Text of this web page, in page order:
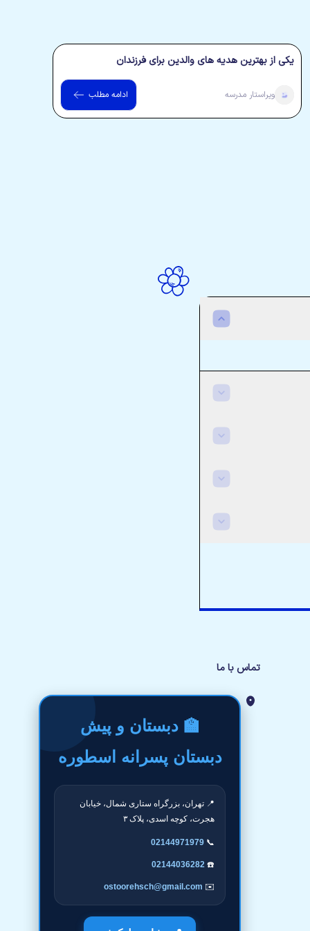
یکی از بهترین هدیه های والدین برای فرزندان
ویراستار مدرسه ادامه مطلب
تماس با ما
🏫 دبستان و پیش
دبستان پسرانه اسطوره
📍 تهران، بزرگراه ستاری شمال، خیابان
هجرت، کوچه اسدی، پلاک ۳
📞
02144971979
☎️
02144036282
✉️
ostoorehsch@gmail.com